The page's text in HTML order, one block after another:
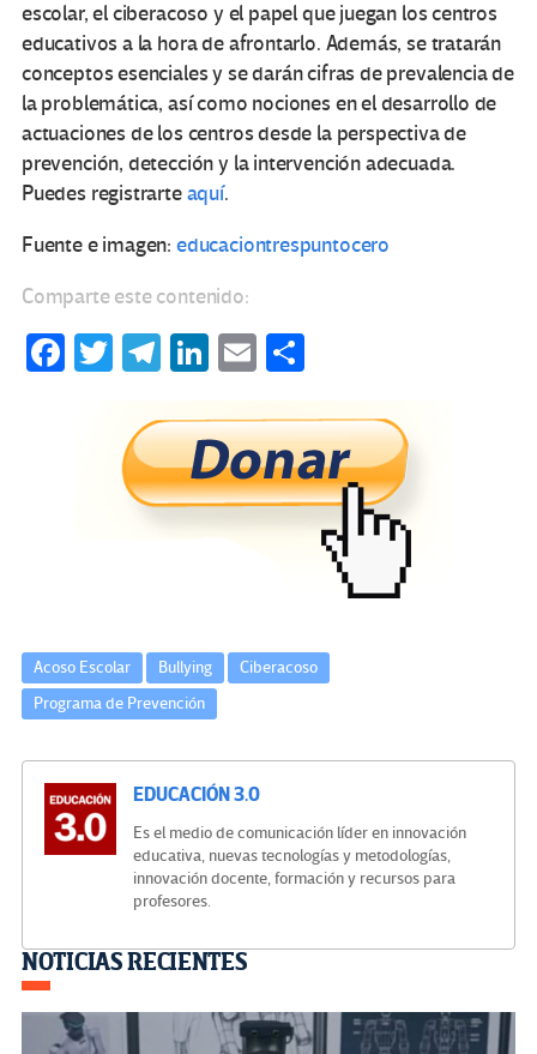
escolar, el ciberacoso y el papel que juegan los centros
educativos a la hora de afrontarlo. Además, se tratarán
conceptos esenciales y se darán cifras de prevalencia de
la problemática, así como nociones en el desarrollo de
actuaciones de los centros desde la perspectiva de
prevención, detección y la intervención adecuada.
Puedes registrarteaquí.
Fuente e imagen: educaciontrespuntocero
Comparte este contenido:
Fa T
tt
er
Te
gr
a
m
Li
ke
dI
n
E
ail m
p
ar
tir
Acoso Escolar Bullying
Ciberacoso
Programa de Prevención
EDUCACIÓN 3.0
Es el medio de comunicación líder en innovación
educativa, nuevas tecnologías y metodologías,
innovación docente, formación y recursos para
profesores.
Navegación
de
NOTICIAS RECIENTES